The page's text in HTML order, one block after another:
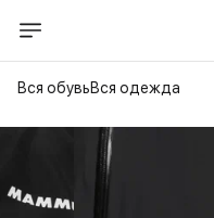
Вся обувьВся одежда